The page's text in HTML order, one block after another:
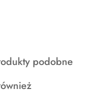
podobne